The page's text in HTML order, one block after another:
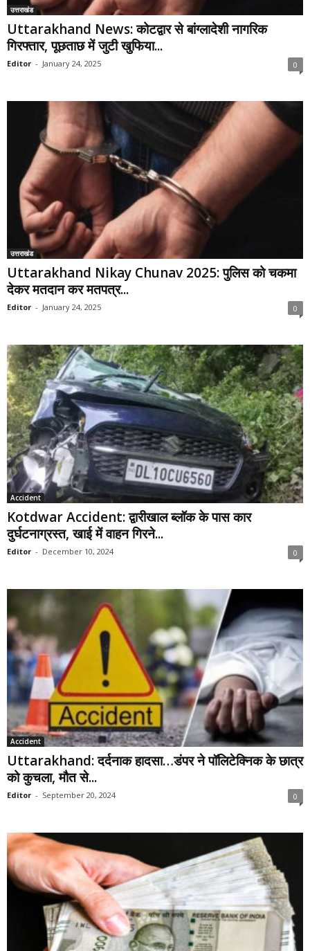
उत्तराखंड
Uttarakhand News: कोटद्वार से बांग्लादेशी नागरिक
गिरफ्तार, पूछताछ में जुटी खुफिया...
Editor - January 24, 2025 0
उत्तराखंड
Uttarakhand Nikay Chunav 2025: पुलिस को चकमा
देकर मतदान कर मतपत्र...
Editor - January 24, 2025 0
Accident
Kotdwar Accident: द्वारीखाल ब्लॉक के पास कार
दुर्घटनाग्रस्त, खाई में वाहन गिरने...
Editor - December 10, 2024 0
Accident
Uttarakhand: दर्दनाक हादसा…डंपर ने पॉलिटेक्निक के छात्र
को कुचला, मौत से...
Editor - September 20, 2024 0